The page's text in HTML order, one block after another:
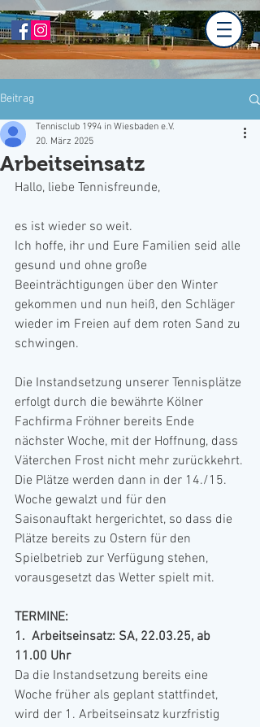
Beitrag
Arbeitseinsatz
Tennisclub 1994 in Wiesbaden e.V.
20. März 2025
Hallo, liebe Tennisfreunde,
es ist wieder so weit.
Ich hoffe, ihr und Eure Familien seid alle
gesund und ohne große
Beeinträchtigungen über den Winter
gekommen und nun heiß, den Schläger
wieder im Freien auf dem roten Sand zu
schwingen.
Die Instandsetzung unserer Tennisplätze
erfolgt durch die bewährte Kölner
Fachfirma Fröhner bereits Ende
nächster Woche, mit der Hoffnung, dass
Väterchen Frost nicht mehr zurückkehrt.
Die Plätze werden dann in der 14./15.
Woche gewalzt und für den
Saisonauftakt hergerichtet, so dass die
Plätze bereits zu Ostern für den
Spielbetrieb zur Verfügung stehen,
vorausgesetzt das Wetter spielt mit.
TERMINE:
1.  Arbeitseinsatz: SA, 22.03.25, ab
11.00 Uhr
Da die Instandsetzung bereits eine
Woche früher als geplant stattfindet,
wird der 1. Arbeitseinsatz kurzfristig